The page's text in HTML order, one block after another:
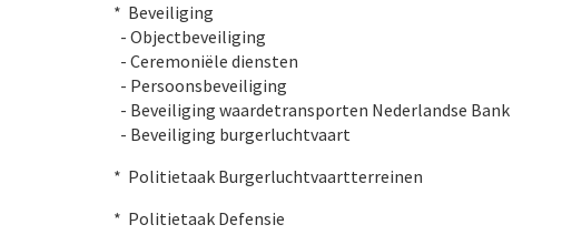
* Beveiliging
- Objectbeveiliging
- Ceremoniële diensten
- Persoonsbeveiliging
- Beveiliging waardetransporten Nederlandse Bank
- Beveiliging burgerluchtvaart
* Politietaak Burgerluchtvaartterreinen
* Politietaak Defensie